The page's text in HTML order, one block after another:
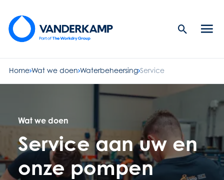
Search
Home Wat we doen Waterbeheersing Service
Wat we doen
Service aan uw en
onze pompen